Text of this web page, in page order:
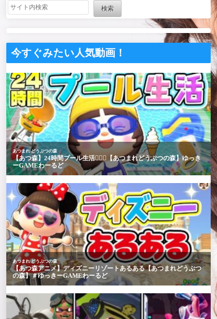
ィアキン #zelda
#zelda #shorts
検索
今すぐみたい人気動画！